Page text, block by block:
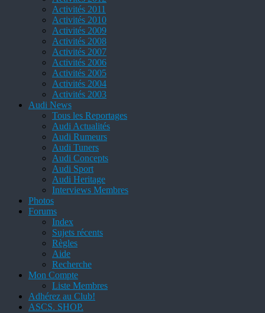
Activités 2011
Activités 2010
Activités 2009
Activités 2008
Activités 2007
Activités 2006
Activités 2005
Activités 2004
Activités 2003
Audi News
Tous les Reportages
Audi Actualités
Audi Rumeurs
Audi Tuners
Audi Concepts
Audi Sport
Audi Heritage
Interviews Membres
Photos
Forums
Index
Sujets récents
Règles
Aide
Recherche
Mon Compte
Liste Membres
Adhérez au Club!
ASCS. SHOP.